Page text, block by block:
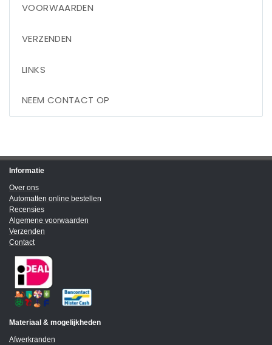
VOORWAARDEN
VERZENDEN
LINKS
NEEM CONTACT OP
Informatie
Over ons
Automatten online bestellen
Recensies
Algemene voorwaarden
Verzenden
Contact
Materiaal & mogelijkheden
Afwerkranden